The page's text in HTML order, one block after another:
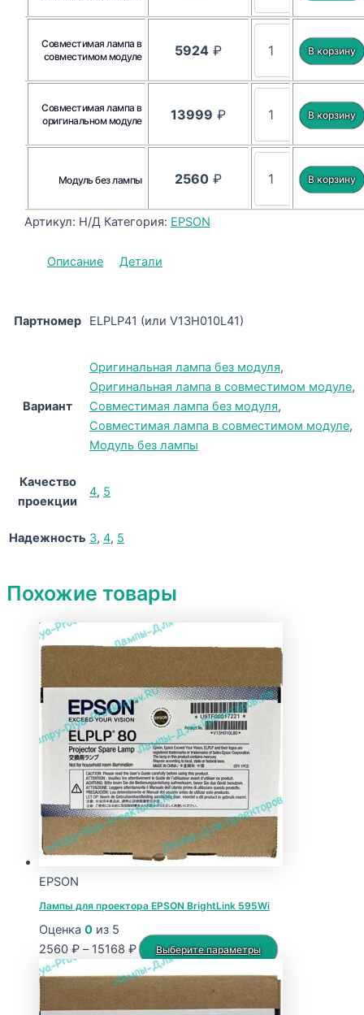
Совместимая лампа в
совместимом модуле
5924₽
Совместимая лампа в
оригинальном модуле
13999 ₽
Модуль без лампы 2560₽
Артикул: Н/Д Категория: EPSON
Описание Детали
Партномер ELPLP41 (или V13H010L41)
Вариант
Оригинальная лампа без модуля,
Оригинальная лампа в совместимом модуле,
Совместимая лампа без модуля,
Совместимая лампа в совместимом модуле,
Модуль без лампы
Качество
проекции
4, 5
Надежность 3, 4, 5
Похожие товары
EPSON
Лампы для проектора EPSON BrightLink 595Wi
Оценка 0 из 5
2560 ₽ – 15168 ₽Диапазон
цен:
2560 ₽
–
Выберите параметры
Этот
имеет
несколько